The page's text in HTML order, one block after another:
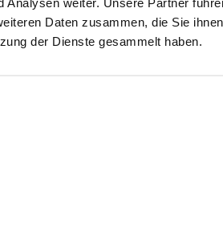
Daten zusammen, die Sie
der Dienste gesammelt haben.